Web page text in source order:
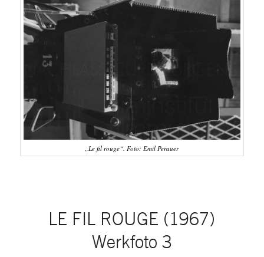
„Le fil rouge“. Foto: Emil Perauer
LE FIL ROUGE (1967)
Werkfoto 3